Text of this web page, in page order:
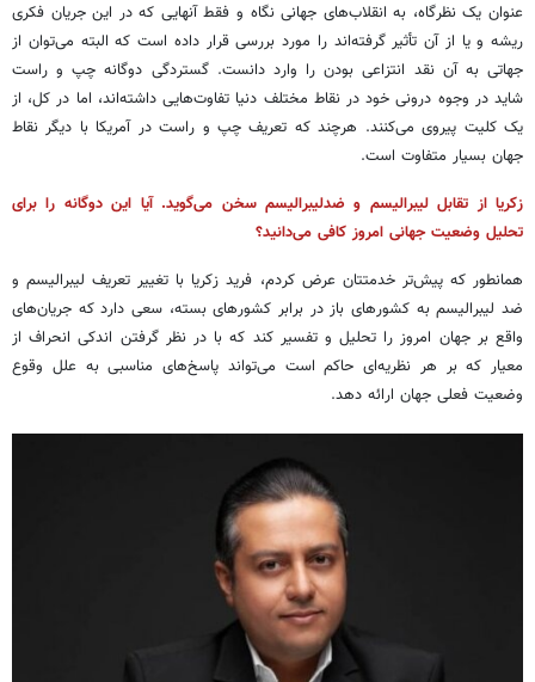
عنوان یک نظرگاه، به انقلاب‌های جهانی نگاه و فقط آنهایی که در این جریان فکری
ریشه و یا از آن تأثیر گرفته‌اند را مورد بررسی قرار داده است که البته می‌توان از
جهاتی به آن نقد انتزاعی بودن را وارد دانست. گستردگی دوگانه چپ و راست
شاید در وجوه درونی خود در نقاط مختلف دنیا تفاوت‌هایی داشته‌اند، اما در کل، از
یک کلیت پیروی می‌کنند. هرچند که تعریف چپ و راست در آمریکا با دیگر نقاط
جهان بسیار متفاوت است.
زکریا از تقابل لیبرالیسم و ضدلیبرالیسم سخن می‌گوید. آیا این دوگانه را برای
تحلیل وضعیت جهانی امروز کافی می‌دانید؟
همانطور که پیش‌تر خدمتتان عرض کردم، فرید زکریا با تغییر تعریف لیبرالیسم و
ضد لیبرالیسم به کشورهای باز در برابر کشورهای بسته، سعی دارد که جریان‌های
واقع بر جهان امروز را تحلیل و تفسیر کند که با در نظر گرفتن اندکی انحراف از
معیار که بر هر نظریه‌ای حاکم است می‌تواند پاسخ‌های مناسبی به علل وقوع
وضعیت فعلی جهان ارائه دهد.